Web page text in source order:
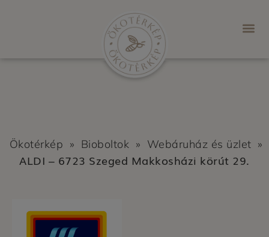
Ökotérkép » Bioboltok » Webáruház és üzlet »
ALDI – 6723 Szeged Makkosházi körút 29.